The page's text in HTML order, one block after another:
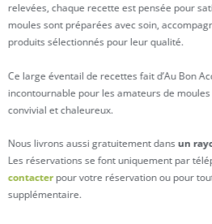
relevées, chaque recette est pensée pour
moules sont préparées avec soin,
produits sélectionnés pour leur qualité.
Ce large éventail de recettes fait d’Au Bon
incontournable pour les amateurs de
convivial et chaleureux.
Nous livrons aussi gratuitement dansun
Les réservations se font uniquement par
contacterpour votre réservation ou pour
supplémentaire.